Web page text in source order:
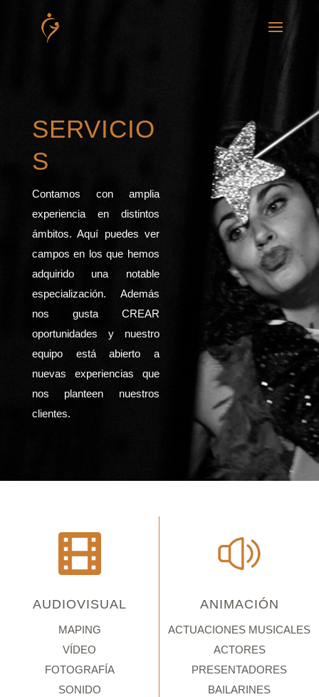
SERVICIO
S
Contamos con amplia
experiencia en distintos
ámbitos. Aquí puedes ver
campos en los que hemos
adquirido una notable
especialización. Además
nos gusta CREAR
oportunidades y nuestro
equipo está abierto a
nuevas experiencias que
nos planteen nuestros
clientes.
AUDIOVISUAL
MAPING
VÍDEO
FOTOGRAFÍA
SONIDO
ANIMACIÓN
ACTUACIONES MUSICALES
ACTORES
PRESENTADORES
BAILARINES